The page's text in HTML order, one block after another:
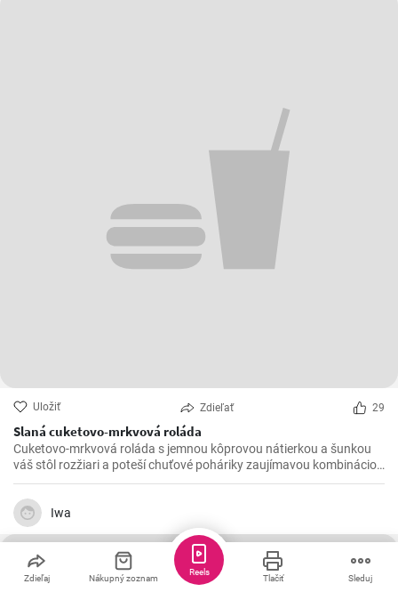
Uložiť Zdieľať 29
Slaná cuketovo-mrkvová roláda
Cuketovo-mrkvová roláda s jemnou kôprovou nátierkou a šunkou
váš stôl rozžiari a poteší chuťové poháriky zaujímavou kombináciou
chutí.
Iwa
Zdieľaj Nákupný zoznam Tlačiť Sleduj
Reels